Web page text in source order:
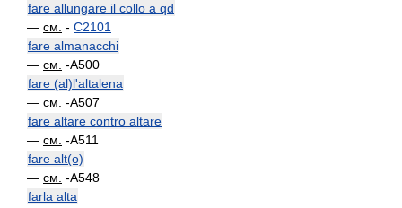
fare allungare il collo a qd
— см. - C2101
fare almanacchi
— см. -A500
fare (al)l'altalena
— см. -A507
fare altare contro altare
— см. -A511
fare alt(o)
— см. -A548
farla alta